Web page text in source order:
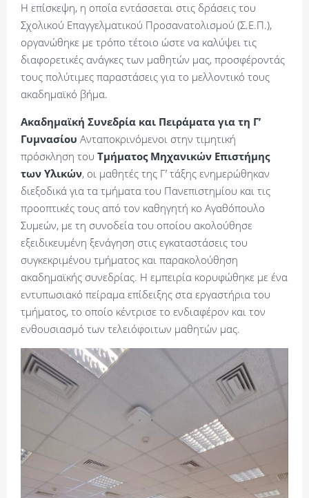
Η επίσκεψη, η οποία εντάσσεται στις δράσεις του
Σχολικού Επαγγελματικού Προσανατολισμού (Σ.Ε.Π.),
οργανώθηκε με τρόπο τέτοιο ώστε να καλύψει τις
διαφορετικές ανάγκες των μαθητών μας, προσφέροντάς
τους πολύτιμες παραστάσεις για το μελλοντικό τους
ακαδημαϊκό βήμα.
Ακαδημαϊκή Συνεδρία και Πειράματα για τη Γ’
Γυμνασίου Ανταποκρινόμενοι στην τιμητική
πρόσκληση του Τμήματος Μηχανικών Επιστήμης
των Υλικών, οι μαθητές της Γ’ τάξης ενημερώθηκαν
διεξοδικά για τα τμήματα του Πανεπιστημίου και τις
προοπτικές τους από τον καθηγητή κο Αγαθόπουλο
Συμεών, με τη συνοδεία του οποίου ακολούθησε
εξειδικευμένη ξενάγηση στις εγκαταστάσεις του
συγκεκριμένου τμήματος και παρακολούθηση
ακαδημαϊκής συνεδρίας. Η εμπειρία κορυφώθηκε με ένα
εντυπωσιακό πείραμα επίδειξης στα εργαστήρια του
τμήματος, το οποίο κέντρισε το ενδιαφέρον και τον
ενθουσιασμό των τελειόφοιτων μαθητών μας.